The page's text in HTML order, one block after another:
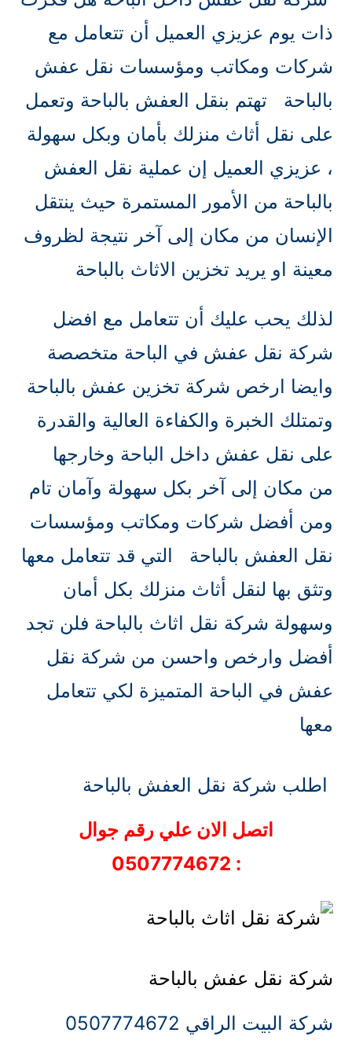
ذات يوم عزيزي العميل أن تتعامل مع
شركات ومكاتب ومؤسسات نقل عفش
بالباحة تهتم بنقل العفش بالباحة وتعمل
على نقل أثاث منزلك بأمان وبكل سهولة
، عزيزي العميل إن عملية نقل العفش
بالباحة من الأمور المستمرة حيث ينتقل
الإنسان من مكان إلى آخر نتيجة لظروف
معينة او يريد تخزين الاثاث بالباحة
لذلك يحب عليك أن تتعامل مع افضل
شركة نقل عفش في الباحة متخصصة
وايضا ارخص شركة تخزين عفش بالباحة
وتمتلك الخبرة والكفاءة العالية والقدرة
على نقل عفش داخل الباحة وخارجها
من مكان إلى آخر بكل سهولة وآمان تام
ومن أفضل شركات ومكاتب ومؤسسات
نقل العفش بالباحة التي قد تتعامل معها
وتثق بها لنقل أثاث منزلك بكل أمان
وسهولة شركة نقل اثاث بالباحة فلن تجد
أفضل وارخص واحسن من شركة نقل
عفش في الباحة المتميزة لكي تتعامل
معها
اطلب شركة نقل العفش بالباحة
اتصل الان علي رقم جوال
: 0507774672
شركة نقل عفش بالباحة
شركة البيت الراقي 0507774672